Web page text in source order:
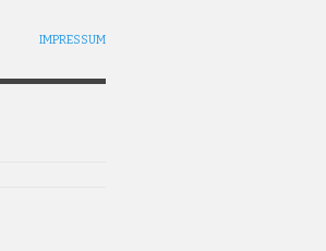
IMPRESSUM